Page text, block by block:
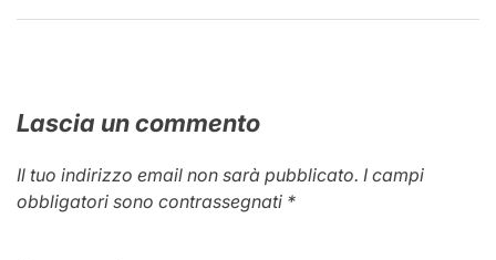
Lascia un commento
Il tuo indirizzo email non sarà pubblicato. I campi
obbligatori sono contrassegnati *